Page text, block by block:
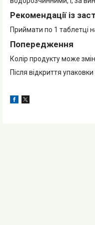
Рекомендації із
Приймати по 1 таблетці
Попередження
Колір продукту може
Після відкриття